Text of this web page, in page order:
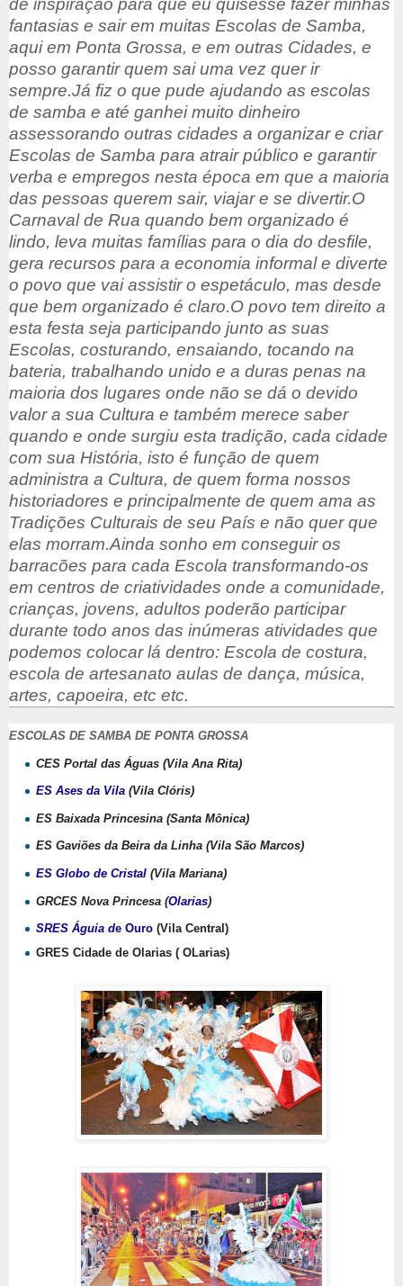
de inspiração para que eu quisesse fazer minhas
fantasias e sair em muitas Escolas de Samba,
aqui em Ponta Grossa, e em outras Cidades, e
posso garantir quem sai uma vez quer ir
sempre.Já fiz o que pude ajudando as escolas
de samba e até ganhei muito dinheiro
assessorando outras cidades a organizar e criar
Escolas de Samba para atrair público e garantir
verba e empregos nesta época em que a maioria
das pessoas querem sair, viajar e se divertir.O
Carnaval de Rua quando bem organizado é
lindo, leva muitas famílias para o dia do desfile,
gera recursos para a economia informal e diverte
o povo que vai assistir o espetáculo, mas desde
que bem organizado é claro.O povo tem direito a
esta festa seja participando junto as suas
Escolas, costurando, ensaiando, tocando na
bateria, trabalhando unido e a duras penas na
maioria dos lugares onde não se dá o devido
valor a sua Cultura e também merece saber
quando e onde surgiu esta tradição, cada cidade
com sua História, isto é função de quem
administra a Cultura, de quem forma nossos
historiadores e principalmente de quem ama as
Tradições Culturais de seu País e não quer que
elas morram.Ainda sonho em conseguir os
barracões para cada Escola transformando-os
em centros de criatividades onde a comunidade,
crianças, jovens, adultos poderão participar
durante todo anos das inúmeras atividades que
podemos colocar lá dentro: Escola de costura,
escola de artesanato aulas de dança, música,
artes, capoeira, etc etc.
ESCOLAS DE SAMBA DE PONTA GROSSA
CES Portal das Águas (Vila Ana Rita)
ES Ases da Vila(Vila Clóris)
ES Baixada Princesina (Santa Mônica)
ES Gaviões da Beira da Linha (Vila São Marcos)
ES Globo de Cristal(Vila Mariana)
GRCES Nova Princesa (Olarias)
SRES Águia de Ouro(Vila Central)
GRES Cidade de Olarias ( OLarias)